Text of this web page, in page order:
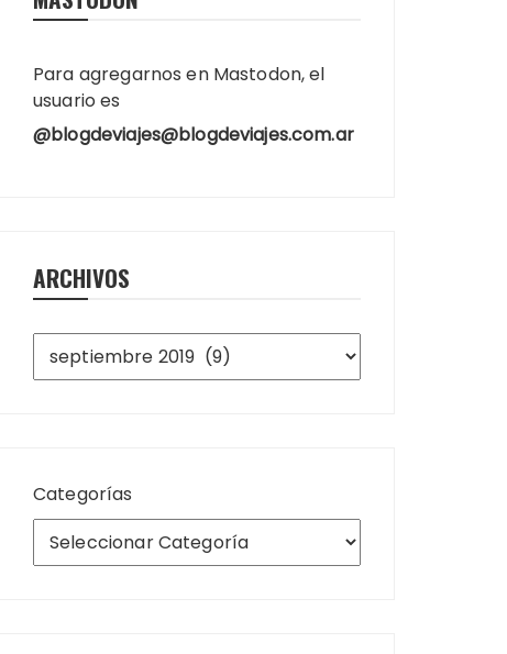
Para agregarnos en Mastodon, el
usuario es
@blogdeviajes@blogdeviajes.com.ar
ARCHIVOS
Archivos
Categorías